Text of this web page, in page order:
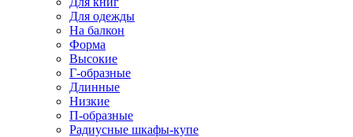
Для одежды
На балкон
Форма
Высокие
Г-образные
Длинные
Низкие
П-образные
Радиусные шкафы-купе